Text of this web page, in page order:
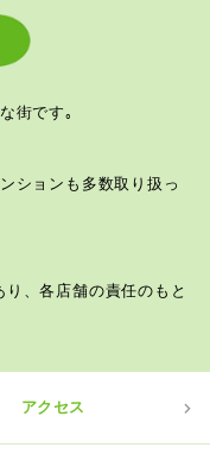
街です｡
ションも多数取り扱っ
、各店舗の責任のもと
アクセス